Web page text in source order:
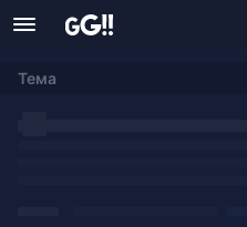
Тема